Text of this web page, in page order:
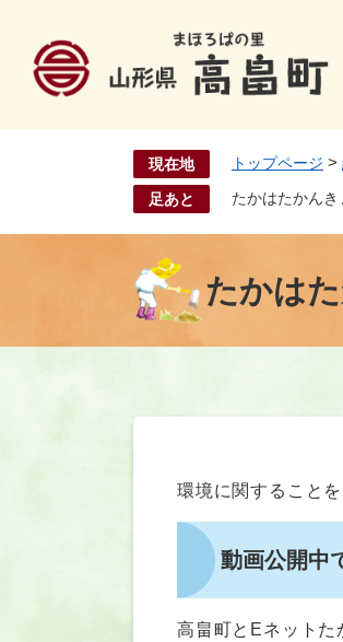
現在地 トップページ >
足あと たかはたかんき
たかは
文
環境に関すること
動画公開中
高畠町とEネットた